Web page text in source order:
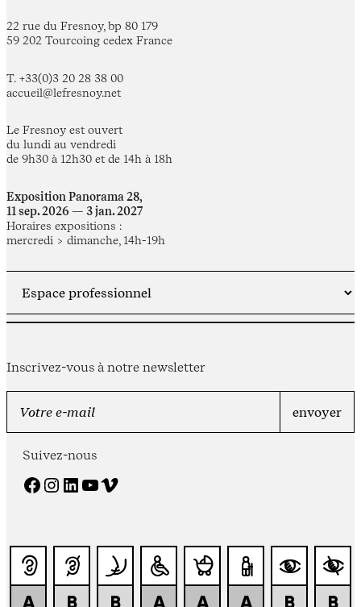
22 rue du Fresnoy, bp 80 179
59 202 Tourcoing cedex France
T. +33(0)3 20 28 38 00
accueil@lefresnoy.net
Le Fresnoy est ouvert
du lundi au vendredi
de 9h30 à 12h30 et de 14h à 18h
Exposition Panorama 28,
11 sep. 2026 — 3 jan. 2027
Horaires expositions :
mercredi > dimanche, 14h-19h
Inscrivez-vous à notre newsletter
Suivez-nous
Facebook Instagram LinkedIn YouTube Vimeo